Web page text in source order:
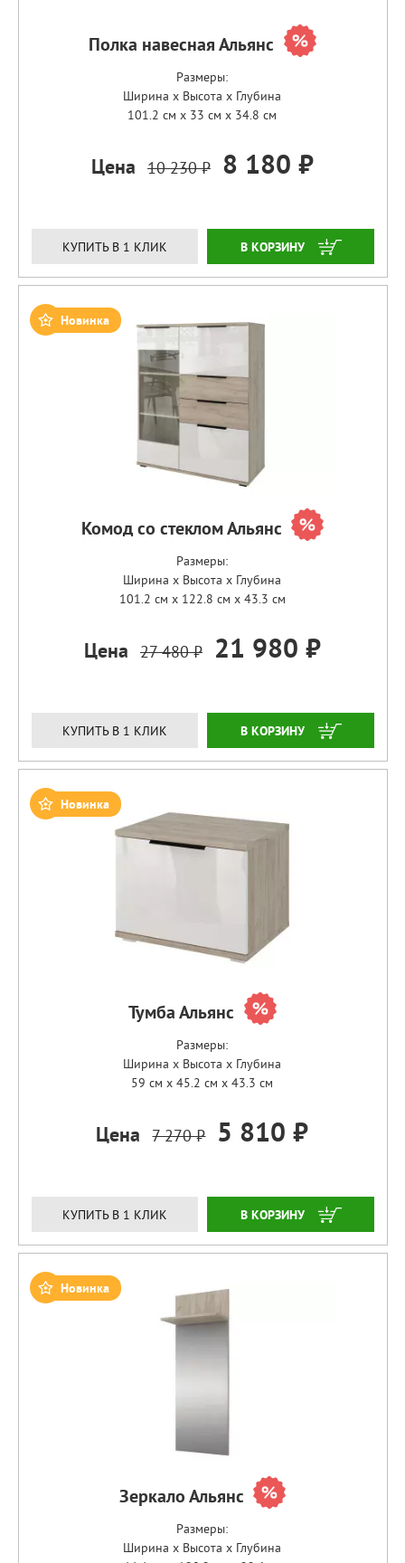
Полка навесная Альянс
Размеры:
Ширина x Высота x Глубина
101.2 см x 33 см x 34.8 см
Цена 10 230 ₽ 8 180 ₽
КУПИТЬ В 1 КЛИК ЗАКАЗАТЬ
Новинка
Комод со стеклом Альянс
Размеры:
Ширина x Высота x Глубина
101.2 см x 122.8 см x 43.3 см
Цена 27 480 ₽ 21 980 ₽
КУПИТЬ В 1 КЛИК ЗАКАЗАТЬ
Новинка
Тумба Альянс
Размеры:
Ширина x Высота x Глубина
59 см x 45.2 см x 43.3 см
Цена 7 270 ₽ 5 810 ₽
КУПИТЬ В 1 КЛИК ЗАКАЗАТЬ
Новинка
Зеркало Альянс
Размеры:
Ширина x Высота x Глубина